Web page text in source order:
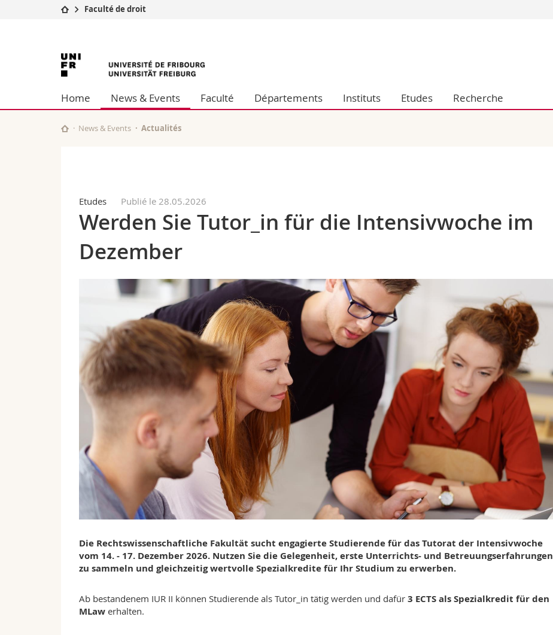
Etudes
Campus
Université
Formation continue
Lettres et sciences humaines
Sciences de l'éducation et de la formation
Chercheurs
Collaborateurs
Faculté de droit
Université
de
Fribourg
Home News & Events Faculté Départements Instituts Etudes Recherche
News & Events Actualités
Etudes Publié le 28.05.2026
Werden Sie Tutor_in für die Intensivwoche im
Dezember
Die Rechtswissenschaftliche Fakultät sucht engagierte Studierende für das Tutorat der Intensivwoche
vom 14. - 17. Dezember 2026. Nutzen Sie die Gelegenheit, erste Unterrichts- und Betreuungserfahrungen
zu sammeln und gleichzeitig wertvolle Spezialkredite für Ihr Studium zu erwerben.
Ab bestandenem IUR II können Studierende als Tutor_in tätig werden und dafür 3 ECTS als Spezialkredit für den
MLaw erhalten.